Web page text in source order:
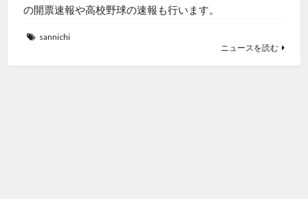
の開票速報や高校野球の速報も行います。
sannichi
ニュースを読む